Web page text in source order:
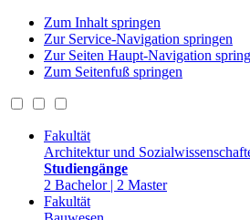
Zum Inhalt springen
Zur Service-Navigation springen
Zur Seiten Haupt-Navigation
Zum Seitenfuß springen
Fakultät
Architektur und
Studiengänge
2 Bachelor | 2 Master
Fakultät